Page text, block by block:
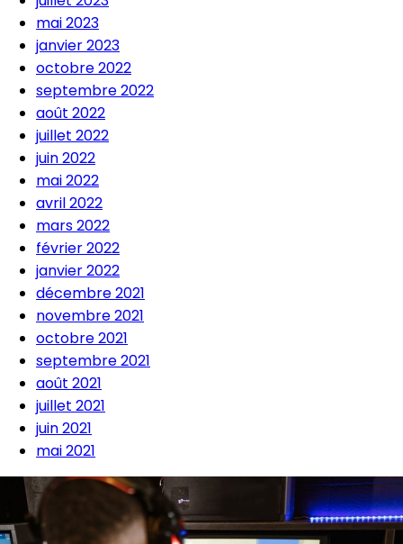
mai 2023
janvier 2023
octobre 2022
septembre 2022
août 2022
juillet 2022
juin 2022
mai 2022
avril 2022
mars 2022
février 2022
janvier 2022
décembre 2021
novembre 2021
octobre 2021
septembre 2021
août 2021
juillet 2021
juin 2021
mai 2021